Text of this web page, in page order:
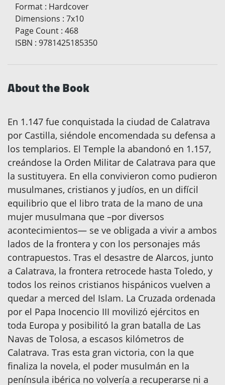
Format : Hardcover
Dimensions : 7x10
Page Count : 468
ISBN : 9781425185350
About the Book
En 1.147 fue conquistada la ciudad de Calatrava
por Castilla, siéndole encomendada su defensa a
los templarios. El Temple la abandonó en 1.157,
creándose la Orden Militar de Calatrava para que
la sustituyera. En ella convivieron como pudieron
musulmanes, cristianos y judíos, en un difícil
equilibrio que el libro trata de la mano de una
mujer musulmana que –por diversos
acontecimientos— se ve obligada a vivir a ambos
lados de la frontera y con los personajes más
contrapuestos. Tras el desastre de Alarcos, junto
a Calatrava, la frontera retrocede hasta Toledo, y
todos los reinos cristianos hispánicos vuelven a
quedar a merced del Islam. La Cruzada ordenada
por el Papa Inocencio III movilizó ejércitos en
toda Europa y posibilitó la gran batalla de Las
Navas de Tolosa, a escasos kilómetros de
Calatrava. Tras esta gran victoria, con la que
finaliza la novela, el poder musulmán en la
península ibérica no volvería a recuperarse ni a